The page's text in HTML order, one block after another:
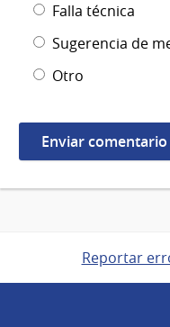
Falla técnica
Sugerencia de
Otro
Reportar